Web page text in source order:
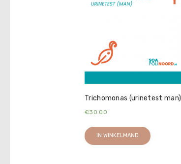
Trichomonas (urinetest man)
€30.00
IN WINKELMAND